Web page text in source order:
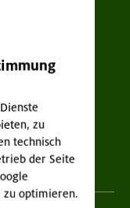
zu
technisch
der Seite
zu optimieren.